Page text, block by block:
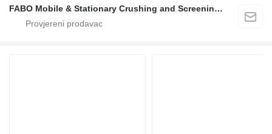
FABO Mobile & Stationary Crushing and Screening Plants | Concrete Batching Plants Manufacturer